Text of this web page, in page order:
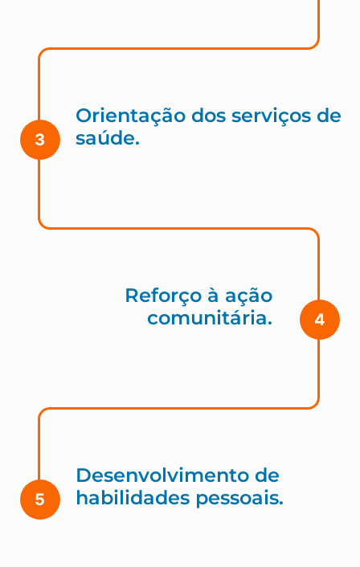
3
Orientação dos serviços de
saúde.
Reforço à ação
comunitária.
4
5
Desenvolvimento de
habilidades pessoais.